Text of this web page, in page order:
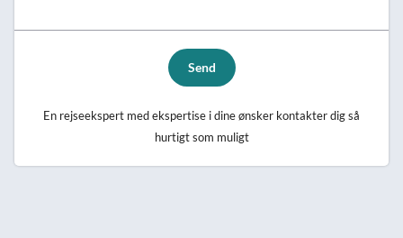
Send
En rejseekspert med ekspertise i dine ønsker kontakter dig så
hurtigt som muligt